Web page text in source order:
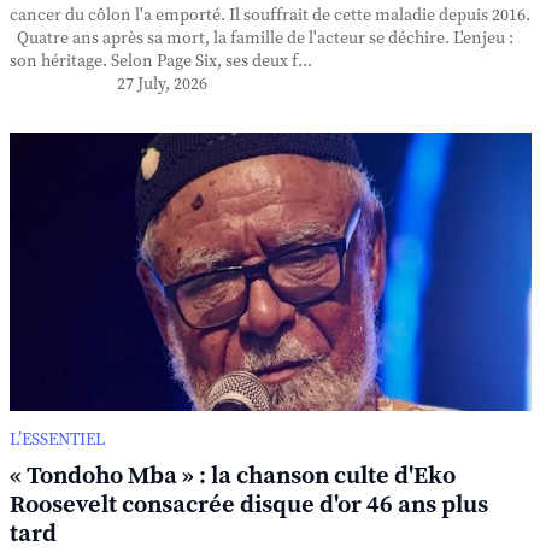
cancer du côlon l'a emporté. Il souffrait de cette maladie depuis 2016.
Quatre ans après sa mort, la famille de l'acteur se déchire. L'enjeu :
son héritage. Selon Page Six, ses deux f...
27 July, 2026
L’ESSENTIEL
« Tondoho Mba » : la chanson culte d'Eko
Roosevelt consacrée disque d'or 46 ans plus
tard